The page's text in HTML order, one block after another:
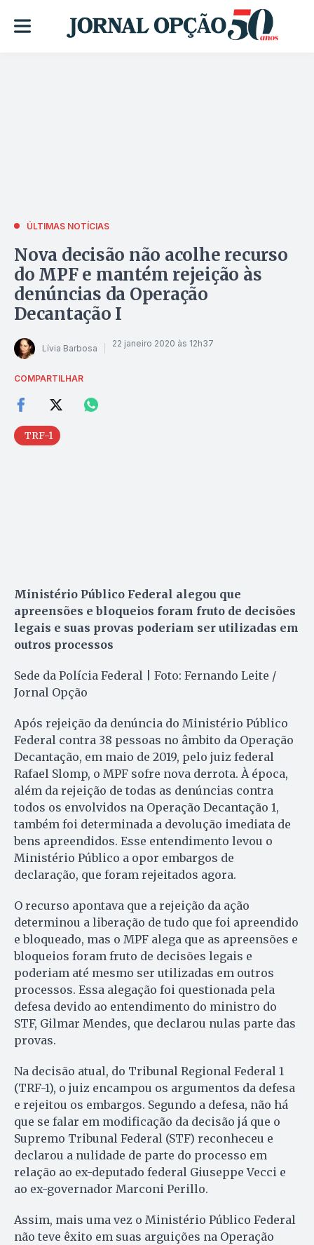
ÚLTIMAS NOTÍCIAS
Nova decisão não acolhe recurso
do MPF e mantém rejeição às
denúncias da Operação
Decantação I
Lívia Barbosa 22 janeiro 2020 às 12h37
COMPARTILHAR
TRF-1
Ministério Público Federal alegou que
apreensões e bloqueios foram fruto de decisões
legais e suas provas poderiam ser utilizadas em
outros processos
Sede da Polícia Federal | Foto: Fernando Leite /
Jornal Opção
Após rejeição da denúncia do Ministério Público
Federal contra 38 pessoas no âmbito da Operação
Decantação, em maio de 2019, pelo juiz federal
Rafael Slomp, o MPF sofre nova derrota. À época,
além da rejeição de todas as denúncias contra
todos os envolvidos na Operação Decantação 1,
também foi determinada a devolução imediata de
bens apreendidos. Esse entendimento levou o
Ministério Público a opor embargos de
declaração, que foram rejeitados agora.
O recurso apontava que a rejeição da ação
determinou a liberação de tudo que foi apreendido
e bloqueado, mas o MPF alega que as apreensões e
bloqueios foram fruto de decisões legais e
poderiam até mesmo ser utilizadas em outros
processos. Essa alegação foi questionada pela
defesa devido ao entendimento do ministro do
STF, Gilmar Mendes, que declarou nulas parte das
provas.
Na decisão atual, do Tribunal Regional Federal 1
(TRF-1), o juiz encampou os argumentos da defesa
e rejeitou os embargos. Segundo a defesa, não há
que se falar em modificação da decisão já que o
Supremo Tribunal Federal (STF) reconheceu e
declarou a nulidade de parte do processo em
relação ao ex-deputado federal Giuseppe Vecci e
ao ex-governador Marconi Perillo.
Assim, mais uma vez o Ministério Público Federal
não teve êxito em suas arguições na Operação